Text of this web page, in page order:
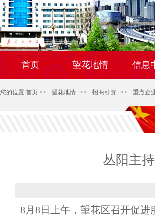
首页 望花地情 信息
您的位置:首页 >> 望花地情 >> 招商引资 >> 重点企
丛阳主
8月8日上午，望花区召开促